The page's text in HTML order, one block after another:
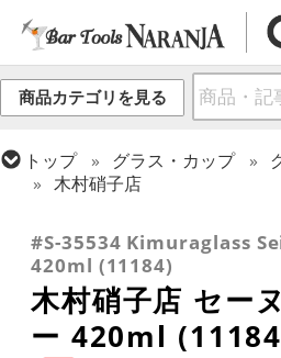
商品カテゴリを見る
トップ グラス・カップ
木村硝子店
タンブラー
#S-35534 Kimuraglass
420ml (11184)
木村硝子店 セー
ー 420ml